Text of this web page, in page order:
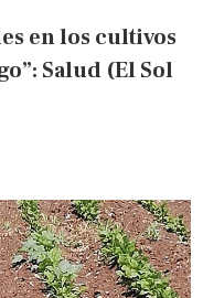
en los cultivos
Salud (El Sol